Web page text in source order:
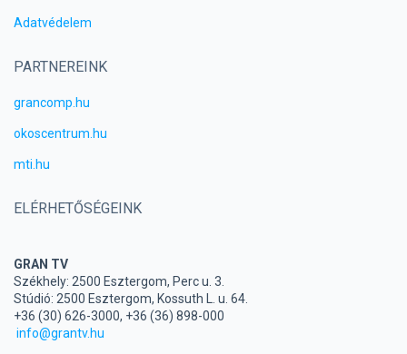
Adatvédelem
PARTNEREINK
grancomp.hu
okoscentrum.hu
mti.hu
ELÉRHETŐSÉGEINK
GRAN TV
Székhely: 2500 Esztergom, Perc u. 3.
Stúdió: 2500 Esztergom, Kossuth L. u. 64.
+36 (30) 626-3000, +36 (36) 898-000
info@grantv.hu